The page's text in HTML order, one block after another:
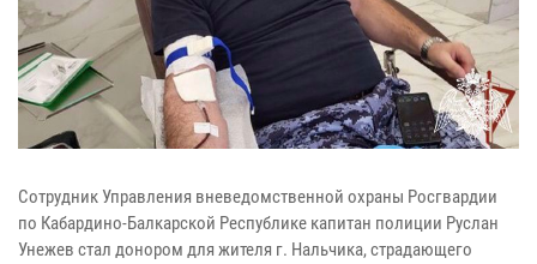
Сотрудник Управления вневедомственной охраны Росгвардии
по Кабардино-Балкарской Республике капитан полиции Руслан
Унежев стал донором для жителя г. Нальчика, страдающего